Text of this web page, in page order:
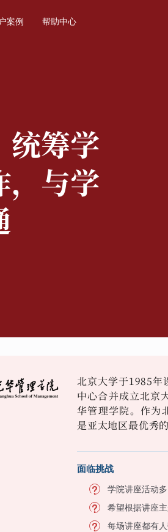
案例 帮助中心
统筹学
，与学
北京大学于1985年
中心合并成立北京
华管理学院。作为
是亚太地区最优秀
面临挑战
学院讲座活动
希望根据讲座
每场讲座都有